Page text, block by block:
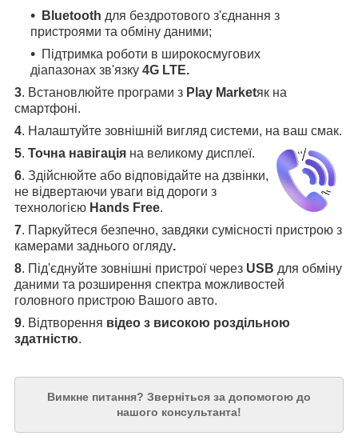
Bluetooth для бездротового з'єднання з
пристроями та обміну даними;
Підтримка роботи в широкосмугових
діапазонах зв'язку 4G LTE.
3. Встановлюйте програми з Play Marketяк на
смартфоні.
4. Налаштуйте зовнішній вигляд системи, на ваш смак.
5. Точна навігація на великому дисплеї.
6. Здійснюйте або відповідайте на дзвінки,
не відвертаючи уваги від дороги з
технологією Hands Free.
7. Паркуйтеся безпечно, завдяки сумісності пристрою з
камерами заднього огляду.
8. Під'єднуйте зовнішні пристрої через USB для обміну
даними та розширення спектра можливостей
головного пристрою Вашого авто.
9. Відтворення відео з високою роздільною
здатністю.
Вимкне питання? Зверніться за допомогою до
нашого консультанта!